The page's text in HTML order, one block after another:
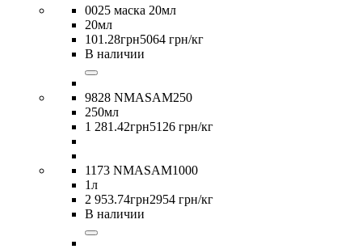
0025 маска 20мл
20мл
101 .28грн5064 грн/кг
В наличии
9828 NMASAM250
250мл
1 281 .42грн5126 грн/кг
1173 NMASAM1000
1л
2 953.74грн2954 грн/кг
В наличии